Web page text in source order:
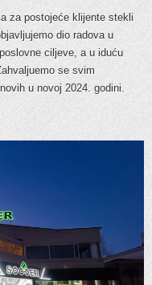
za postojeće klijente stekli
dio radova u
ciljeve, a u iduću
se svim
u novoj 2024. godini.